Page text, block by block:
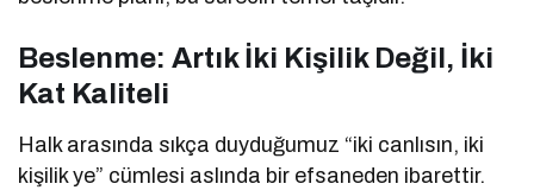
Beslenme: Artık İki Kişilik Değil, İki
Kat Kaliteli
Halk arasında sıkça duyduğumuz “iki canlısın, iki
kişilik ye” cümlesi aslında bir efsaneden ibarettir.